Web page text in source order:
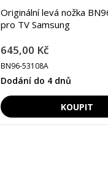
Originální levá nožka
pro TV Samsung
645,00 Kč
BN96-53108A
Dodání do 4 dnů